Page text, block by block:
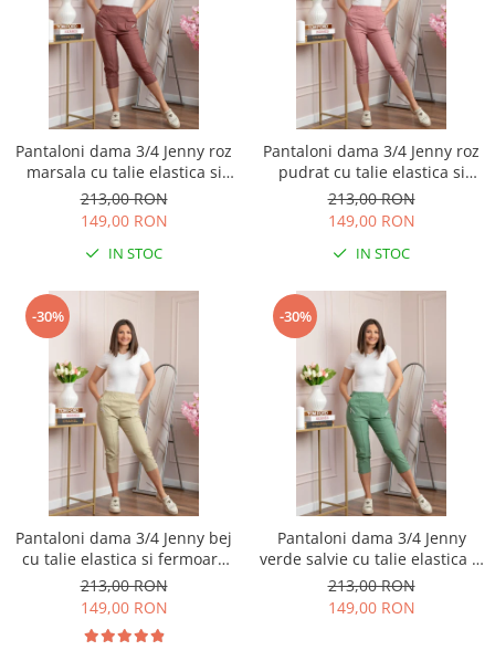
Pantaloni dama 3/4 Jenny roz
marsala cu talie elastica si
fermoare decorative
213,00 RON
149,00 RON
IN STOC
Pantaloni dama 3/4 Jenny roz
pudrat cu talie elastica si
fermoare decorative
213,00 RON
149,00 RON
IN STOC
-30%
Pantaloni dama 3/4 Jenny bej
cu talie elastica si fermoare
decorative
213,00 RON
149,00 RON
-30%
Pantaloni dama 3/4 Jenny
verde salvie cu talie elastica si
fermoare decorative
213,00 RON
149,00 RON